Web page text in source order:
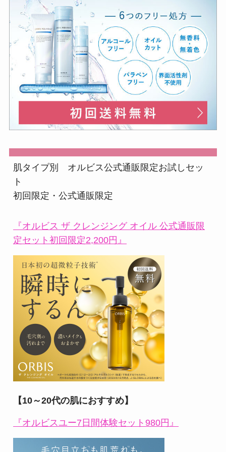
肌タイプ別 オルビス公式通販限定お試しセッ
ト
初回限定・公式通販限定
『オルビス ザ クレンジング オイル 公式通販限
定セット初回限定2,200円』
【10～20代の肌におすすめ】
『オルビスユー7日間体験セット980円』